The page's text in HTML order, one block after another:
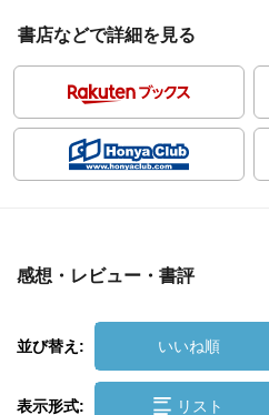
書店などで詳細を見る
感想・レビュー・書評
並び替え: いいね順
表示形式: リスト